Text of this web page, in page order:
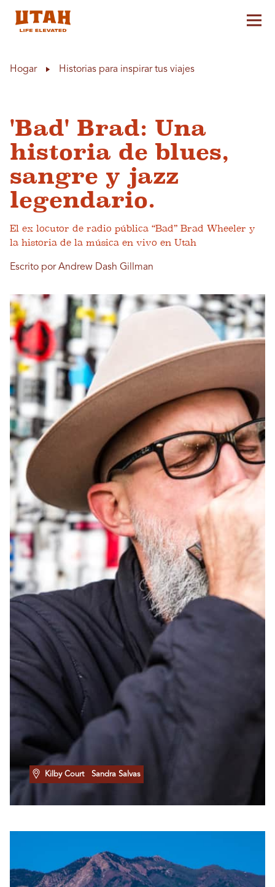
Hogar Historias para inspirar tus viajes
'Bad' Brad: Una
historia de blues,
sangre y jazz
legendario.
El ex locutor de radio pública “Bad” Brad Wheeler y
la historia de la música en vivo en Utah
Escrito por Andrew Dash Gillman
Kilby Court Sandra Salvas